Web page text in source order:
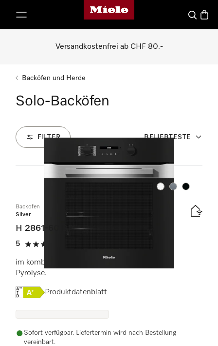
Miele-Homepage
Suche
Versandkostenfrei ab CHF 80.-
Backöfen und Herde
Solo-Backöfen
FILTER BELIEBTESTE
Farbe:Farbe:Farbe:
Backofen
Silver
H 2861-60 BP
5
5 von 5 Sternen
im kombinierbaren Design mit Vernetzung und
Pyrolyse.
Onlinelabel Image, Energielabel
Produktdatenblatt
Sofort verfügbar. Liefertermin wird nach Bestellung
vereinbart.